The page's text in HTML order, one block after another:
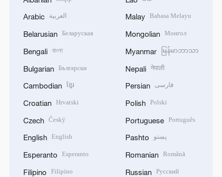
Arabic العربية
Belarusian Беларуская
Bengali বাংলা
Bulgarian Български
Cambodian ខ្មែរ
Croatian Hrvatski
Czech Český
English English
Esperanto Esperanto
Filipino Filipino
Malay Bahasa Melayu
Mongolian Монгол
Myanmar မြန်မာဘာသာ
Nepali नेपाली
Persian فارسی
Polish Polski
Portuguese Português
Pashto پښتو
Romanian Română
Russian Русский